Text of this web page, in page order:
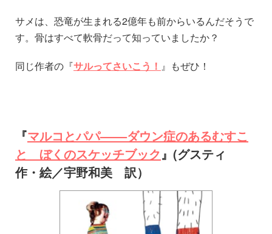
サメは、恐竜が生まれる2億年も前からいるんだそうで
す。骨はすべて軟骨だって知っていましたか？
同じ作者の『サルってさいこう！ 』もぜひ！
『マルコとパパ––––ダウン症のあるむすこ
と ぼくのスケッチブック』(グスティ
作・絵／宇野和美 訳）